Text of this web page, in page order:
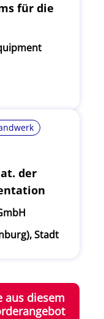
für die
der
Stadt
aus diesem